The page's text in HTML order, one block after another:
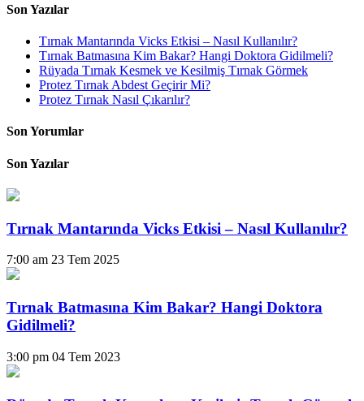
Son Yazılar
Tırnak Mantarında Vicks Etkisi – Nasıl Kullanılır?
Tırnak Batmasına Kim Bakar? Hangi Doktora Gidilmeli?
Rüyada Tırnak Kesmek ve Kesilmiş Tırnak Görmek
Protez Tırnak Abdest Geçirir Mi?
Protez Tırnak Nasıl Çıkarılır?
Son Yorumlar
Son Yazılar
Tırnak Mantarında Vicks Etkisi – Nasıl Kullanılır?
7:00 am 23 Tem 2025
Tırnak Batmasına Kim Bakar? Hangi Doktora
Gidilmeli?
3:00 pm 04 Tem 2023